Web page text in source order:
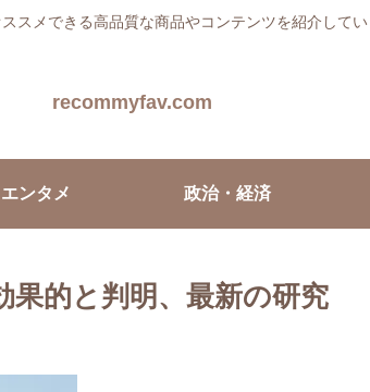
スメできる高品質な商品やコンテンツを紹介してい
recommyfav.com
エンタメ 政治・経済
果的と判明、最新の研究